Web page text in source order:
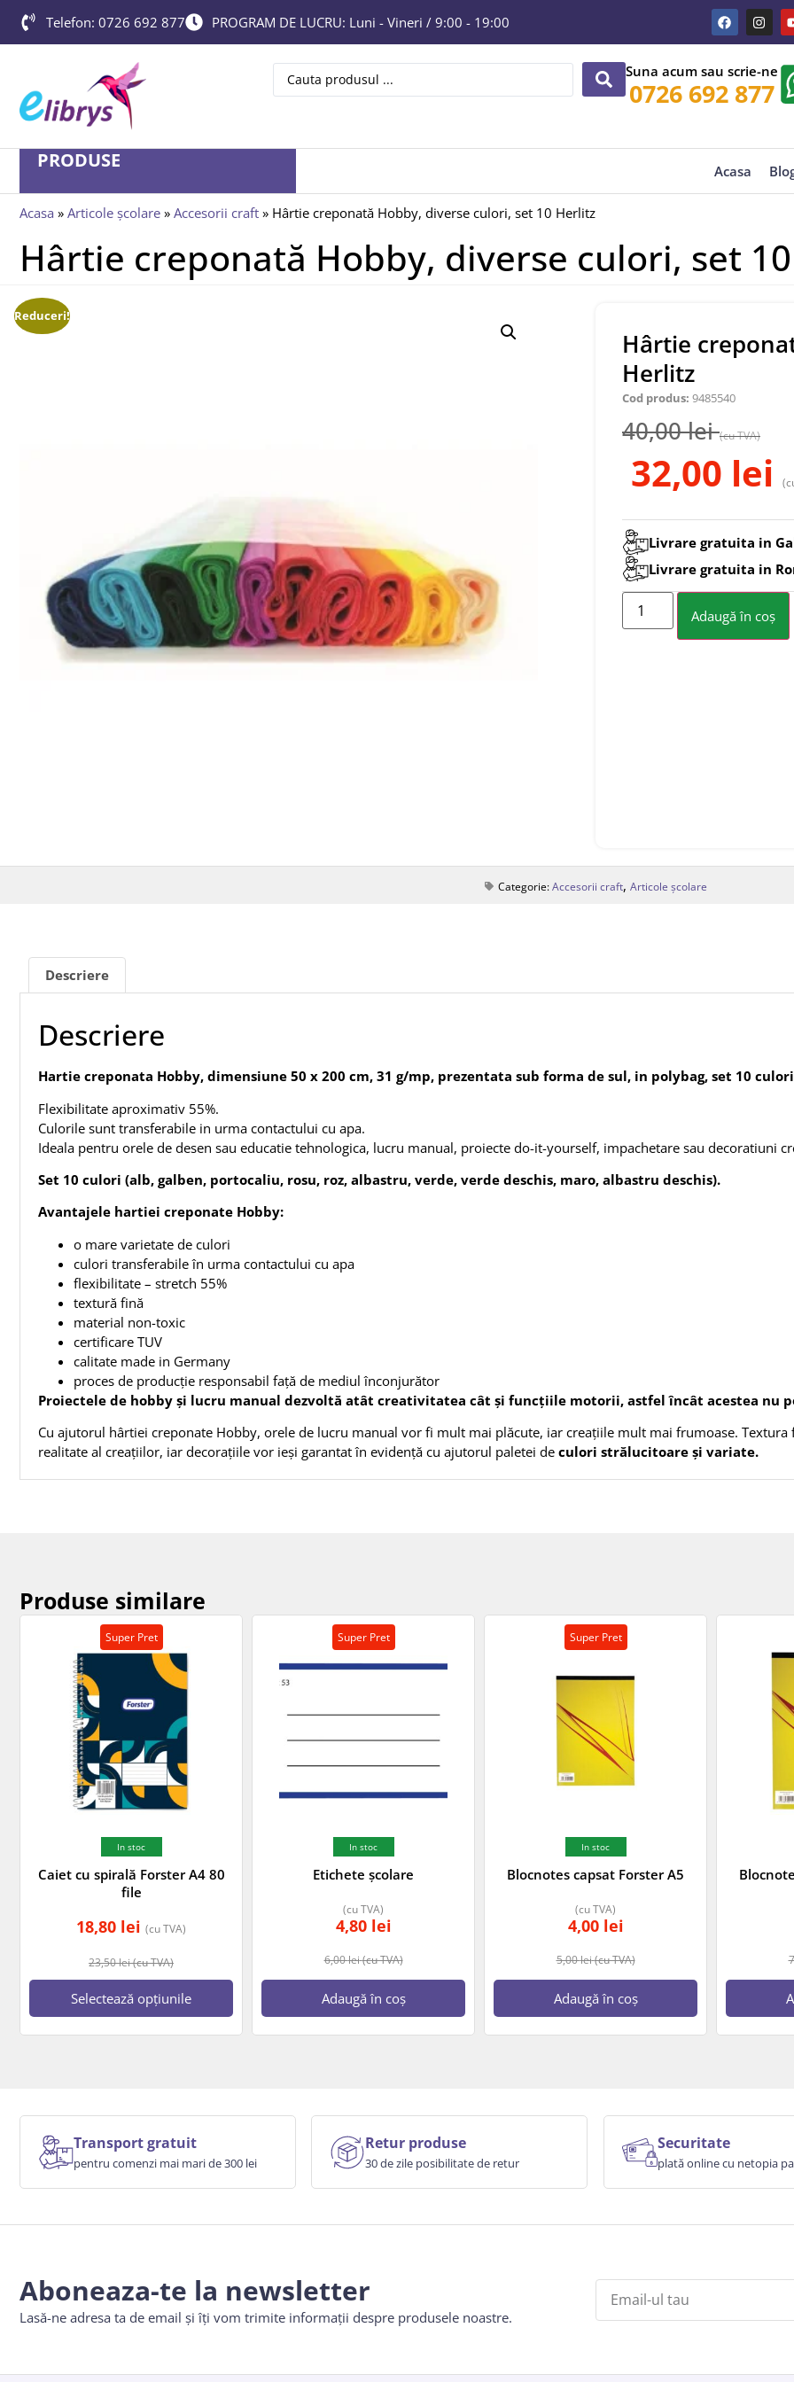
Telefon: 0726 692 877 PROGRAM DE LUCRU: Luni - Vineri / 9:00 - 19:00
Suna acum sau scrie-ne
0726 692 877
PRODUSE Acasa
Acasa » Articole școlare » Accesorii craft » Hârtie creponată Hobby, diverse culori, set 10 Herlitz
Hârtie creponată Hobby, diverse culori, set
Reduceri!
Hârtie
Herlitz
Cod produs: 9485540
40,00lei (cu TVA)
32,00 lei
Livrare gratuita in
Livrare gratuita in
Adaugă în coș
Categorie:Accesorii craft, Articole școlare
Descriere
Descriere
Hartie creponata Hobby, dimensiune 50 x 200 cm, 31 g/mp, prezentata sub forma de sul, in polybag, set 10 culori
Flexibilitate aproximativ 55%.
Culorile sunt transferabile in urma contactului cu apa.
Ideala pentru orele de desen sau educatie tehnologica, lucru manual, proiecte do-it-yourself, impachetare sau decoratiuni
Set 10 culori (alb, galben, portocaliu, rosu, roz, albastru, verde, verde deschis, maro, albastru deschis).
Avantajele hartiei creponate Hobby:
o mare varietate de culori
culori transferabile în urma contactului cu apa
flexibilitate – stretch 55%
textură fină
material non-toxic
certificare TUV
calitate made in Germany
proces de producție responsabil față de mediul înconjurător
Proiectele de hobby și lucru manual dezvoltă atât creativitatea cât și funcțiile motorii, astfel încât acestea nu
Cu ajutorul hârtiei creponate Hobby, orele de lucru manual vor fi mult mai plăcute, iar creațiile mult mai frumoase.
realitate al creațiilor, iar decorațiile vor ieși garantat în evidență cu ajutorul paletei de culori strălucitoare și variate.
Produse similare
Super Pret
In stoc
Caiet cu spirală Forster A4 80
file
23,50lei(cu TVA)
18,80 lei (cu TVA)
Selectează opțiunile
Super Pret
In stoc
Etichete școlare
6,00lei(cu TVA)
4,80 lei
(cu TVA)
Adaugă în coș
Super Pret
In stoc
Blocnotes capsat Forster A5
5,00lei(cu TVA)
4,00 lei
(cu TVA)
Adaugă în coș
Transport gratuit
pentru comenzi mai mari de 300 lei
Retur produse
30 de zile posibilitate de retur
Securitate
plată online cu netopia
Aboneaza-te la newsletter
Lasă-ne adresa ta de email și îți vom trimite informații despre produsele noastre.